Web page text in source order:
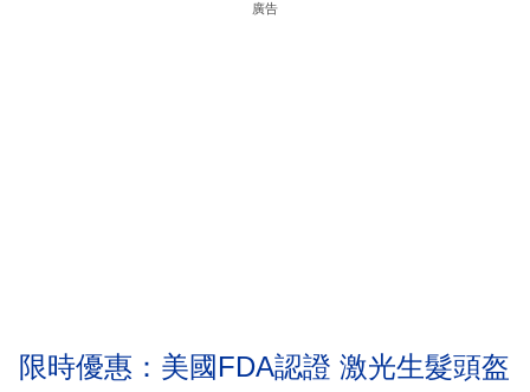
廣告
限時優惠：美國FDA認證 激光生髮頭盔